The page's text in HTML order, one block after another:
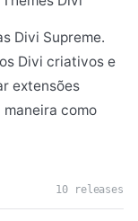
Divi Supreme.
Divi criativos e
extensões
como
10 releases